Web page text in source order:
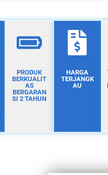
PRODUK
BERKUALIT
AS
BERGARAN
SI 2 TAHUN
HARGA
TERJANGK
AU